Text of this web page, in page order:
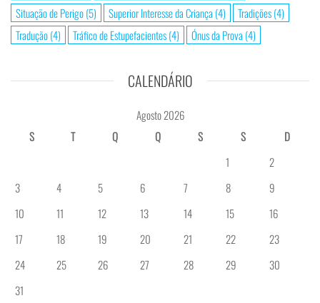
Situação de Perigo(5) Superior Interesse da Criança (4) Tradições(4)
Tradução(4) Tráfico de Estupefacientes(4) Ónus da Prova (4)
CALENDÁRIO
Agosto 2026
S
T Q Q S S
D
1
2
3
4 5 6 7 8
9
10
11 12 13 14 15
16
17
18 19 20 21 22
23
24
25 26 27 28 29
30
31